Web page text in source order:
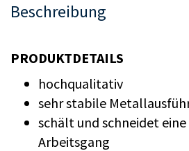
Beschreibung
PRODUKTDETAILS
hochqualitativ
sehr stabile
schält und schneidet
Arbeitsgang